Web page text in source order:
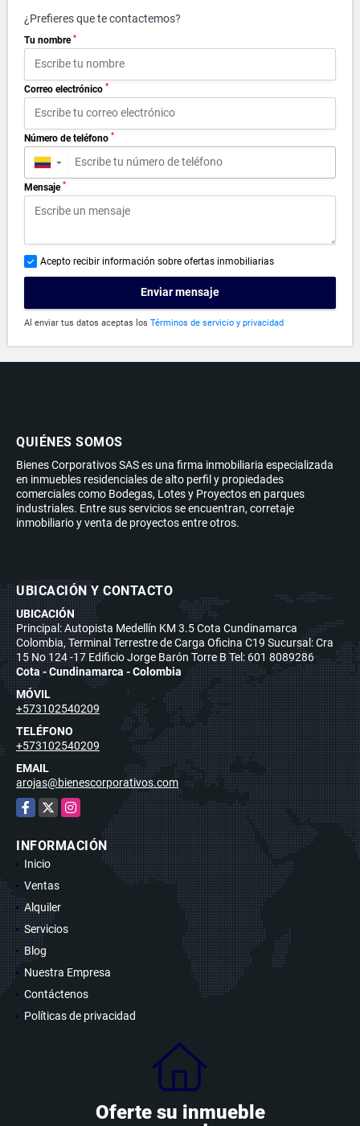
¿Prefieres que te contactemos?
Tu nombre *
Correo electrónico *
Número de teléfono *
▼
Mensaje *
Acepto recibir información sobre ofertas inmobiliarias
Enviar mensaje
Al enviar tus datos aceptas los Términos de servicio y privacidad
QUIÉNES SOMOS
Bienes Corporativos SAS es una firma inmobiliaria especializada
en inmuebles residenciales de alto perfil y propiedades
comerciales como Bodegas, Lotes y Proyectos en parques
industriales. Entre sus servicios se encuentran, corretaje
inmobiliario y venta de proyectos entre otros.
UBICACIÓN Y CONTACTO
UBICACIÓN
Principal: Autopista Medellín KM 3.5 Cota Cundinamarca
Colombia, Terminal Terrestre de Carga Oficina C19 Sucursal: Cra
15 No 124 -17 Edificio Jorge Barón Torre B Tel: 601 8089286
Cota - Cundinamarca - Colombia
MÓVIL
+573102540209
TELÉFONO
+573102540209
EMAIL
arojas@bienescorporativos.com
Facebook
X Instagram
INFORMACIÓN
Inicio
Ventas
Alquiler
Servicios
Blog
Nuestra Empresa
Contáctenos
Políticas de privacidad
Oferte su inmueble